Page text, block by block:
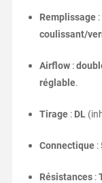
Remplissage:
coulissant/
Airflow:
réglable.
Tirage: DL
Connectique:
Résistances: